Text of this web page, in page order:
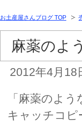
お土産屋さんブログ TOP
麻薬のよ
2012年4月18
「麻薬のよ
キャッチコピ